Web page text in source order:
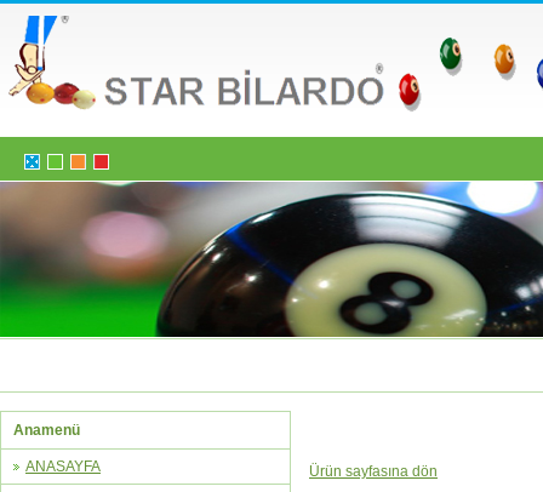
Anamenü
ANASAYFA Ürün sayfasına dön